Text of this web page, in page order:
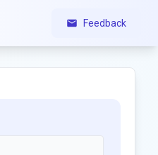
Feedback